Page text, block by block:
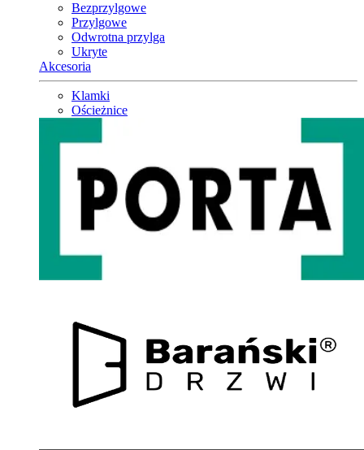
Bezprzylgowe
Przylgowe
Odwrotna przylga
Ukryte
Akcesoria
Klamki
Ościeżnice